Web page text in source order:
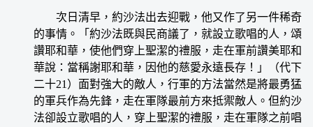
次日清早，約沙法出去迎戰，他又作了另一件稀奇
的事情。「約沙法既與民商議了，就設立歌唱的人，頌
讚耶和華，使他們穿上聖潔的禮服，走在軍前讚美耶和
華說：當稱謝耶和華，因他的慈愛永遠長存！」（代下
二十21）面對強大的敵人，行軍的方法當然是將最勇猛
的軍兵作為先鋒，走在軍隊最前方來抵禦敵人。但約沙
法卻設立歌唱的人，穿上聖潔的禮服，走在軍隊之前唱